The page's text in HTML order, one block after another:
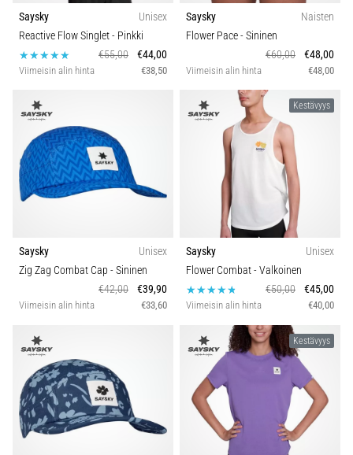
Näytä
kaikki
artikkelit
Saysky
Unisex
Reactive Flow Singlet- Pinkki
€55,00
€44,00
Viimeisin alin hinta €38,50
Saysky
Naisten
Flower Pace- Sininen
€60,00
€48,00
Viimeisin alin hinta €48,00
Saysky
Unisex
Zig Zag Combat Cap - Sininen
€42,00
€39,90
Viimeisin alin hinta €33,60
Kestävyys
Saysky
Unisex
Flower Combat- Valkoinen
€50,00
€45,00
Viimeisin alin hinta €40,00
Kestävyys